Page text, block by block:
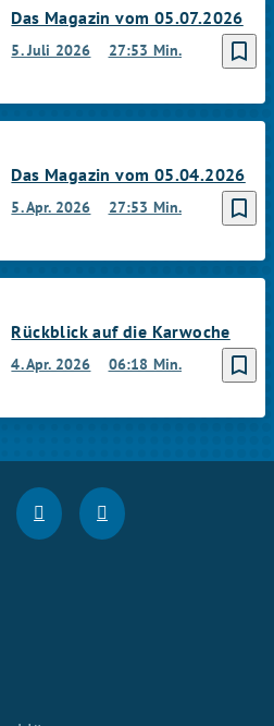
bookmark_border
5. Juli 2026 27:53 Min.
Das Magazin vom 05.07.2026
bookmark_border
5. Apr. 2026 27:53 Min.
Das Magazin vom 05.04.2026
bookmark_border
4. Apr. 2026 06:18 Min.
Rückblick auf die Karwoche